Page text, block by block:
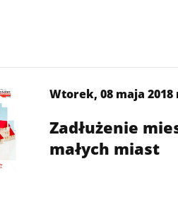
Wtorek, 08 maja 2018
Zadłużenie
małych miast